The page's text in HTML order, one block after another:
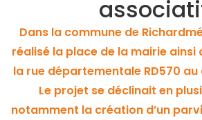
Dans la commune de
réalisé la place de la mairie ainsi
la rue départementale RD570
Le projet se déclinait en
notamment la création d’un